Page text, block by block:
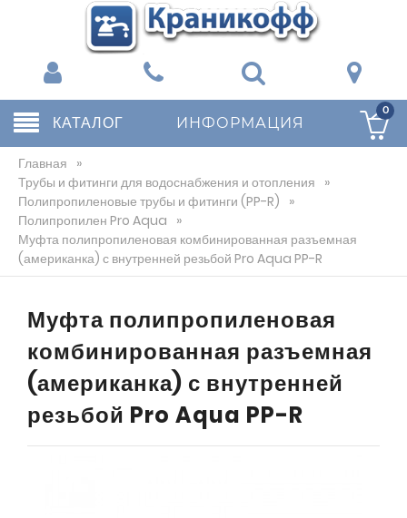
КАТАЛОГ ИНФОРМАЦИЯ
0
Главная »
Трубы и фитинги для водоснабжения и отопления »
Полипропиленовые трубы и фитинги (PP-R) »
Полипропилен Pro Aqua »
Муфта полипропиленовая комбинированная разъемная
(американка) с внутренней резьбой Pro Aqua PP-R
Муфта полипропиленовая
комбинированная разъемная
(американка) с внутренней
резьбой Pro Aqua PP-R